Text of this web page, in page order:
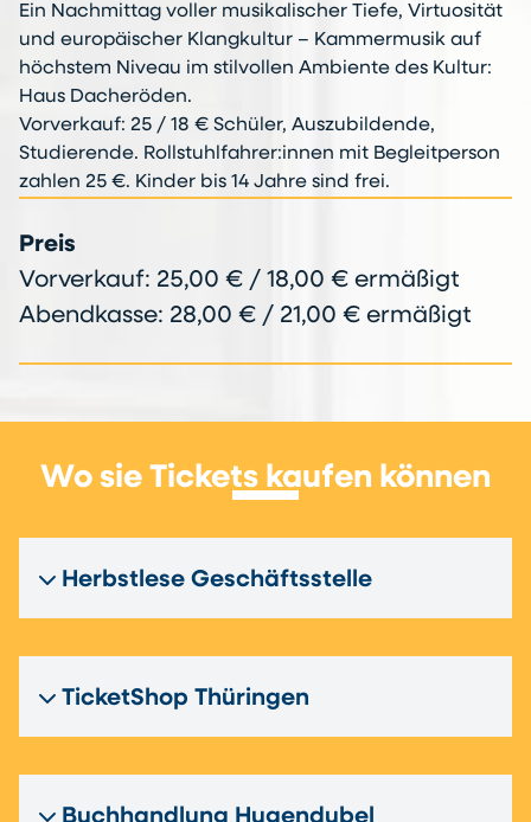
Ein Nachmittag voller musikalischer Tiefe, Virtuosität
und europäischer Klangkultur – Kammermusik auf
höchstem Niveau im stilvollen Ambiente des Kultur:
Haus Dacheröden.
Vorverkauf: 25 / 18 € Schüler, Auszubildende,
Studierende. Rollstuhlfahrer:innen mit Begleitperson
zahlen 25 €. Kinder bis 14 Jahre sind frei.
Preis
Vorverkauf: 25,00 € / 18,00 € ermäßigt
Abendkasse: 28,00 € / 21,00 € ermäßigt
Wo sie Tickets kaufen können
Herbstlese Geschäftsstelle
TicketShop Thüringen